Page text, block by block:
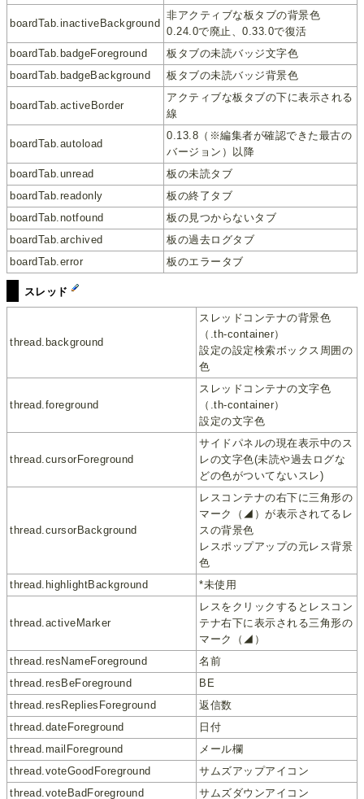
boardTab.inactiveBackground
非アクティブな板タブの背景色
0.24.0で廃止、0.33.0で復活
boardTab.badgeForeground
板タブの未読バッジ文字色
boardTab.badgeBackground
板タブの未読バッジ背景色
boardTab.activeBorder
アクティブな板タブの下に表示される
線
boardTab.autoload
0.13.8（※編集者が確認できた最古の
バージョン）以降
boardTab.unread
板の未読タブ
boardTab.readonly
板の終了タブ
boardTab.notfound
板の見つからないタブ
boardTab.archived
板の過去ログタブ
boardTab.error
板のエラータブ
スレッド
thread.background
スレッドコンテナの背景色
（.th-container）
設定の設定検索ボックス周囲の
色
thread.foreground
スレッドコンテナの文字色
（.th-container）
設定の文字色
thread.cursorForeground
サイドパネルの現在表示中のス
レの文字色(未読や過去ログな
どの色がついてないスレ)
thread.cursorBackground
レスコンテナの右下に三角形の
マーク（◢）が表示されてるレ
スの背景色
レスポップアップの元レス背景
色
thread.highlightBackground
*未使用
thread.activeMarker
レスをクリックするとレスコン
テナ右下に表示される三角形の
マーク（◢）
thread.resNameForeground
名前
thread.resBeForeground
BE
thread.resRepliesForeground
返信数
thread.dateForeground
日付
thread.mailForeground
メール欄
thread.voteGoodForeground
サムズアップアイコン
thread.voteBadForeground
サムズダウンアイコン